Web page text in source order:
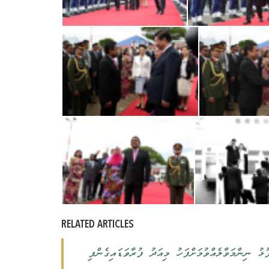
RELATED ARTICLES
ނިންމަވާލެއްވުމަށްފަހު މިއަދު ފުރާވަޑައިގެންފި